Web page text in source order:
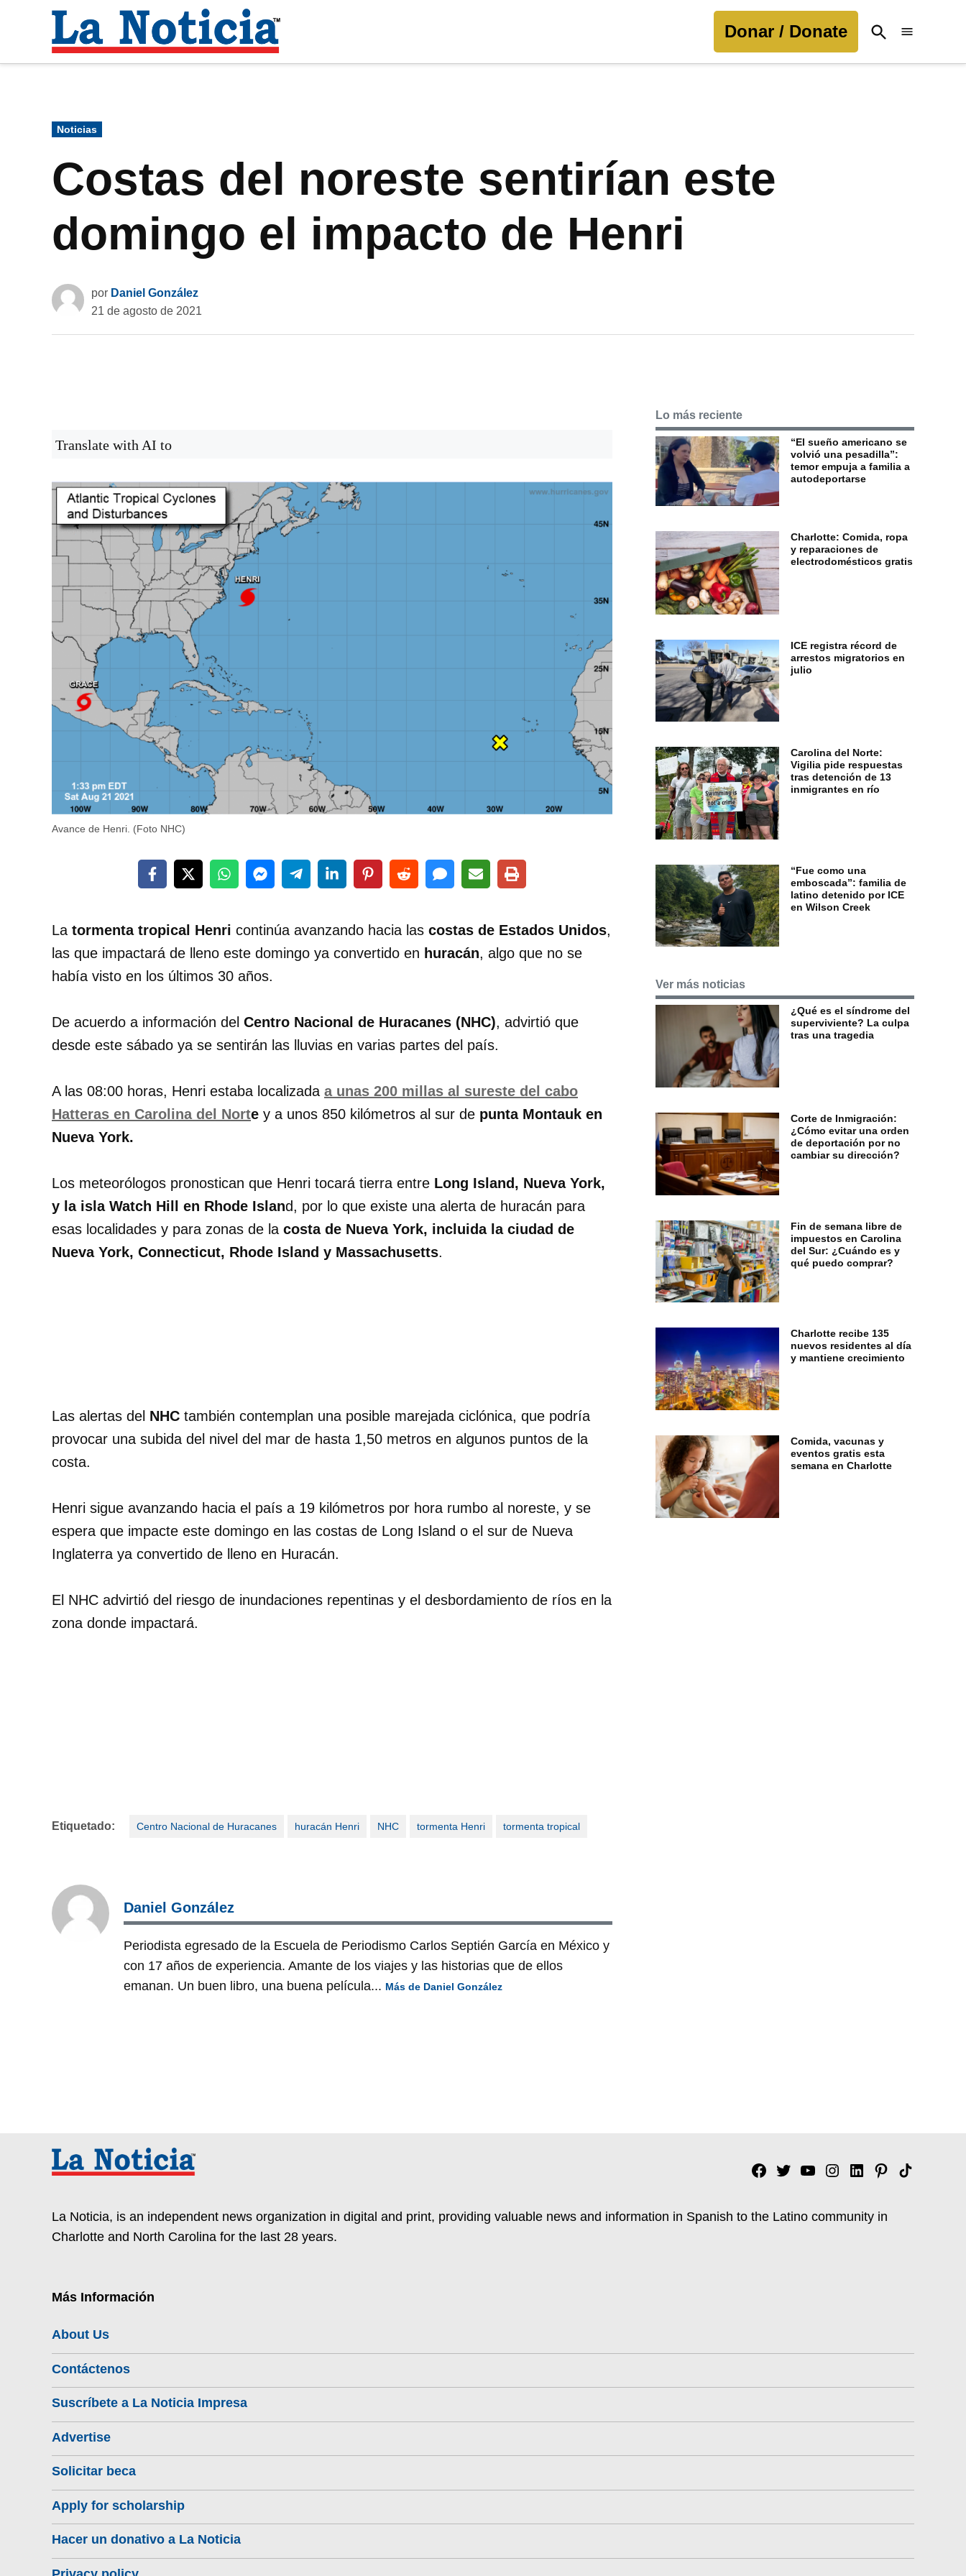
contenido
Noticia
Donar / Donate
Open
Search
Publicado
en
Noticias
Costas del noreste sentirían este
domingo el impacto de Henri
por Daniel González
21 de agosto de 2021
Translate with AI to
Avance de Henri. (Foto NHC)
La tormenta tropical Henri continúa avanzando hacia las costas de Estados Unidos,
las que impactará de lleno este domingo ya convertido en huracán, algo que no se
había visto en los últimos 30 años.
De acuerdo a información del Centro Nacional de Huracanes (NHC), advirtió que
desde este sábado ya se sentirán las lluvias en varias partes del país.
A las 08:00 horas, Henri estaba localizada a unas 200 millas al sureste del cabo
Hatteras en Carolina del Norte y a unos 850 kilómetros al sur de punta Montauk en
Nueva York.
Los meteorólogos pronostican que Henri tocará tierra entre Long Island, Nueva York,
y la isla Watch Hill en Rhode Island, por lo que existe una alerta de huracán para
esas localidades y para zonas de la costa de Nueva York, incluida la ciudad de
Nueva York, Connecticut, Rhode Island y Massachusetts.
Las alertas del NHC también contemplan una posible marejada ciclónica, que podría
provocar una subida del nivel del mar de hasta 1,50 metros en algunos puntos de la
costa.
Henri sigue avanzando hacia el país a 19 kilómetros por hora rumbo al noreste, y se
espera que impacte este domingo en las costas de Long Island o el sur de Nueva
Inglaterra ya convertido de lleno en Huracán.
El NHC advirtió del riesgo de inundaciones repentinas y el desbordamiento de ríos en la
zona donde impactará.
Etiquetado: Centro Nacional de Huracanes huracán Henri NHC tormenta Henri tormenta tropical
Daniel González
Periodista egresado de la Escuela de Periodismo Carlos Septién García en México y
con 17 años de experiencia. Amante de los viajes y las historias que de ellos
emanan. Un buen libro, una buena película... Más de Daniel González
Lo más reciente
“El sueño americano se
volvió una pesadilla”:
temor empuja a familia a
autodeportarse
Charlotte: Comida, ropa
y reparaciones de
electrodomésticos gratis
ICE registra récord de
arrestos migratorios en
julio
Carolina del Norte:
Vigilia pide respuestas
tras detención de 13
inmigrantes en río
“Fue como una
emboscada”: familia de
latino detenido por ICE
en Wilson Creek
Ver más noticias
¿Qué es el síndrome del
superviviente? La culpa
tras una tragedia
Corte de Inmigración:
¿Cómo evitar una orden
de deportación por no
cambiar su dirección?
Fin de semana libre de
impuestos en Carolina
del Sur: ¿Cuándo es y
qué puedo comprar?
Charlotte recibe 135
nuevos residentes al día
y mantiene crecimiento
Comida, vacunas y
eventos gratis esta
semana en Charlotte
Facebook
TwitterYouTubeInstagram
Linkedin
Pinterest
Tik
La Noticia, is an independent news organization in digital and print, providing valuable news and information in Spanish to the Latino community in
Charlotte and North Carolina for the last 28 years.
Más Información
About Us
Contáctenos
Suscríbete a La Noticia Impresa
Advertise
Solicitar beca
Apply for scholarship
Hacer un donativo a La Noticia